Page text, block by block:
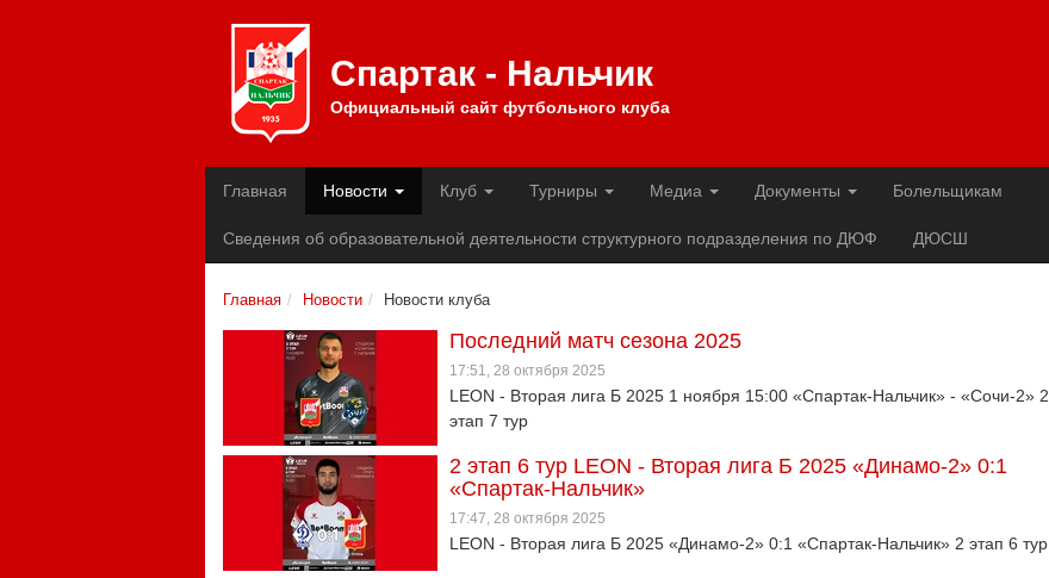
Спартак - Нальчик
Официальный сайт футбольного клуба
Главная Новости Клуб Турниры Медиа Документы Болельщикам
Сведения об образовательной деятельности структурного подразделения по ДЮФ ДЮСШ
Главная Новости Новости клуба
Последний матч сезона 2025
17:51, 28 октября 2025
LEON - Вторая лига Б 2025 1 ноября 15:00 «Спартак-Нальчик» - «Сочи-2» 2
этап 7 тур
2 этап 6 тур LEON - Вторая лига Б 2025 «Динамо-2» 0:1
«Спартак-Нальчик»
17:47, 28 октября 2025
LEON - Вторая лига Б 2025 «Динамо-2» 0:1 «Спартак-Нальчик» 2 этап 6 тур